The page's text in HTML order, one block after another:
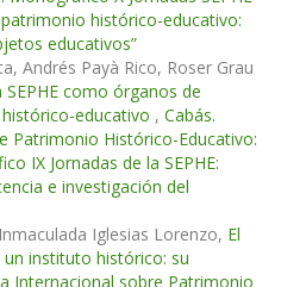
histórico-educativo:
educativos”
Andrés Payà Rico, Roser Grau
SEPHE como órganos de
educativo , Cabás.
Patrimonio Histórico-Educativo:
IX Jornadas de la SEPHE:
e investigación del
Iglesias Lorenzo, El
un instituto histórico: su
Internacional sobre Patrimonio